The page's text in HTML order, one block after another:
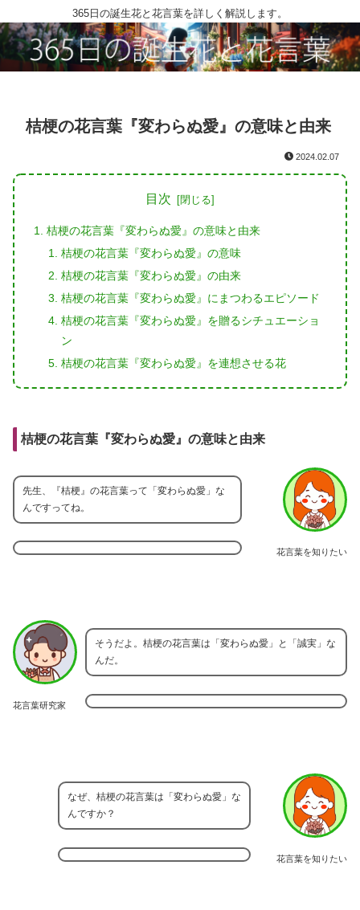
365日の誕生花と花言葉を詳しく解説します。
桔梗の花言葉『変わらぬ愛』の意味と由来
2024.02.07
目次
桔梗の花言葉『変わらぬ愛』の意味と由来
桔梗の花言葉『変わらぬ愛』の意味
桔梗の花言葉『変わらぬ愛』の由来
桔梗の花言葉『変わらぬ愛』にまつわるエピソード
桔梗の花言葉『変わらぬ愛』を贈るシチュエーショ
ン
桔梗の花言葉『変わらぬ愛』を連想させる花
桔梗の花言葉『変わらぬ愛』の意味と由来
花言葉を知りたい
先生、『桔梗』の花言葉って「変わらぬ愛」な
んですってね。
花言葉研究家
そうだよ。桔梗の花言葉は「変わらぬ愛」と「誠実」な
んだ。
花言葉を知りたい
なぜ、桔梗の花言葉は「変わらぬ愛」な
んですか？